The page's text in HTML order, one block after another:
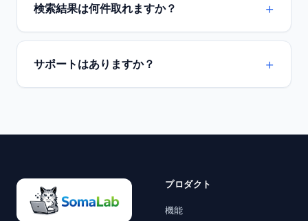
検索結果は何件取れますか？
サポートはありますか？
プロダクト
機能